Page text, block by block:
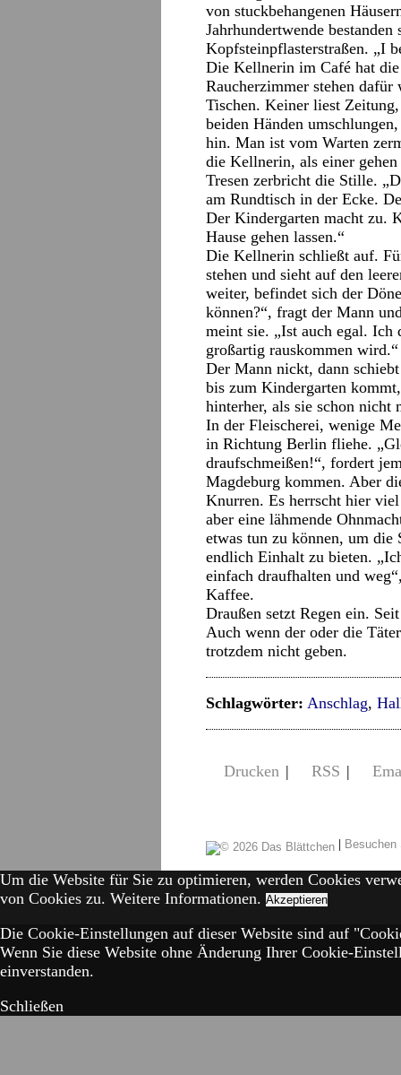
von stuckbehangenen
Jahrhundertwende
Kopfsteinpflasterstraßen. „I
Die Kellnerin im Café hat
Raucherzimmer stehen
Tischen. Keiner liest
beiden Händen
hin. Man ist vom Warten
die Kellnerin, als einer
Tresen zerbricht die Stille.
am Rundtisch in der Ecke.
Der Kindergarten macht zu.
Hause gehen lassen.“
Die Kellnerin schließt auf.
stehen und sieht auf den
weiter, befindet sich der
können?“, fragt der Mann
meint sie. „Ist auch egal. Ich
großartig rauskommen wird.“
Der Mann nickt, dann
bis zum Kindergarten
hinterher, als sie schon nicht
In der Fleischerei, wenige
in Richtung Berlin fliehe.
draufschmeißen!“, fordert
Magdeburg kommen. Aber
Knurren. Es herrscht hier
aber eine lähmende
etwas tun zu können, um die
endlich Einhalt zu bieten.
einfach draufhalten und
Kaffee.
Draußen setzt Regen ein.
Auch wenn der oder die
trotzdem nicht geben.
Schlagwörter: Anschlag,
Drucken | RSS |
|
Um die Website für Sie zu optimieren, werden Cookies
von Cookies zu. Weitere Informationen. Akzeptieren
Die Cookie-Einstellungen auf dieser Website sind auf
Wenn Sie diese Website ohne Änderung Ihrer Cookie-
einverstanden.
Schließen